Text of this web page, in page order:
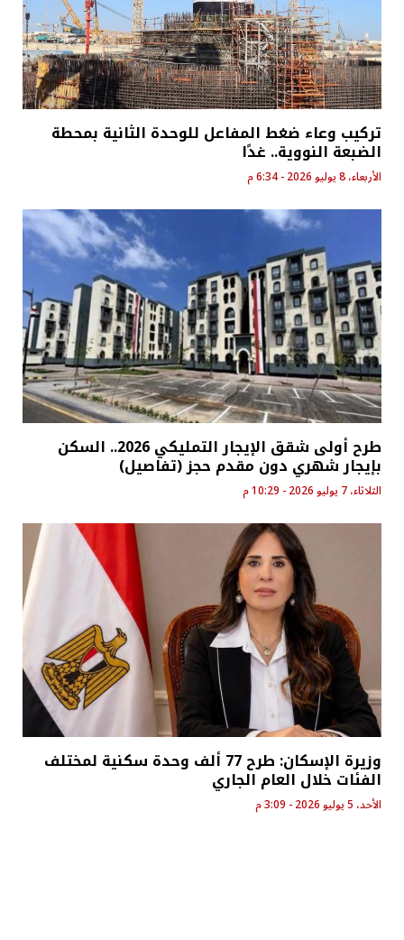
تركيب وعاء ضغط المفاعل للوحدة الثانية بمحطة
الضبعة النووية.. غدًا
الأربعاء، 8 يوليو 2026 - 6:34 م
طرح أولى شقق الإيجار التمليكي 2026.. السكن
بإيجار شهري دون مقدم حجز (تفاصيل)
الثلاثاء، 7 يوليو 2026 - 10:29 م
وزيرة الإسكان: طرح 77 ألف وحدة سكنية لمختلف
الفئات خلال العام الجاري
الأحد، 5 يوليو 2026 - 3:09 م